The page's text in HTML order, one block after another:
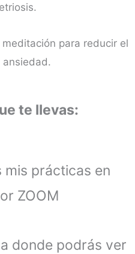
para reducir el
ansiedad.
te llevas:
mis prácticas en
ZOOM
donde podrás ver